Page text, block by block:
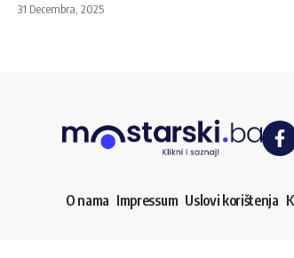
31 Decembra, 2025
O nama Impressum Uslovi korištenja